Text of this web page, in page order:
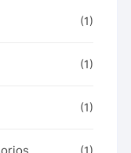
(1)
(1)
(1)